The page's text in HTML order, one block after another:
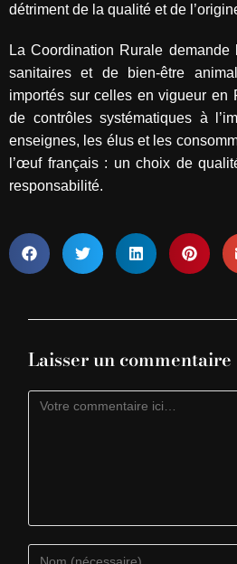
détriment de la qualité et de
La Coordination Rurale demande
sanitaires et de bien-être
importés sur celles en vigueur en
de contrôles systématiques à
enseignes, les élus et les
l’œuf français : un choix de
responsabilité.
Laisser un commentaire